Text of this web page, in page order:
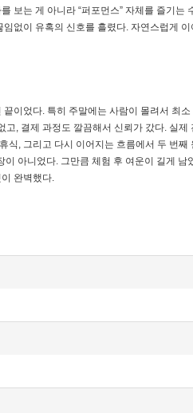
보는 게 아니라 “퍼포먼스” 자체를 즐기
없이 유혹의 신호를 흘렸다. 자연스럽게
이었다. 특히 주말에는 사람이 몰려서 최
, 결제 과정도 깔끔해서 신뢰가 갔다. 실
식, 그리고 다시 이어지는 흐름에서 두 번
아니었다. 그만큼 체험 후 여운이 길게
완벽했다.